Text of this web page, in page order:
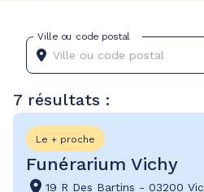
Ville ou code postal
7 résultats :
Le + proche
Funérarium Vichy
19 R Des Bartins - 03200